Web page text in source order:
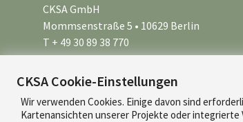
CKSA GmbH
Mommsenstraße 5 • 10629 Berlin
T + 49 30 89 38 770
info@cksa.de
CKSA Cookie-Einstellungen
Wir verwenden Cookies. Einige davon sind
Kartenansichten unserer Projekte oder integrierte